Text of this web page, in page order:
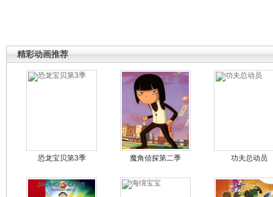
精彩动画推荐
恐龙宝贝第3季 魔角侦探第二季 功夫总动员